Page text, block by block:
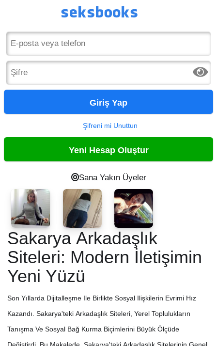
Giriş Yap
Şifreni mi Unuttun
Yeni Hesap Oluştur
Sana Yakın Üyeler
Sakarya Arkadaşlık
Siteleri: Modern İletişimin
Yeni Yüzü
Son Yıllarda Dijitalleşme Ile Birlikte Sosyal Ilişkilerin Evrimi Hız
Kazandı. Sakarya'teki Arkadaşlık Siteleri, Yerel Toplulukların
Tanışma Ve Sosyal Bağ Kurma Biçimlerini Büyük Ölçüde